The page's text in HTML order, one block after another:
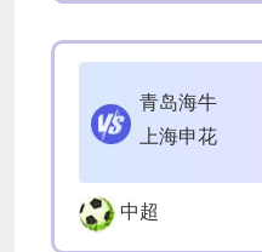
青岛海牛
上海申花
中超